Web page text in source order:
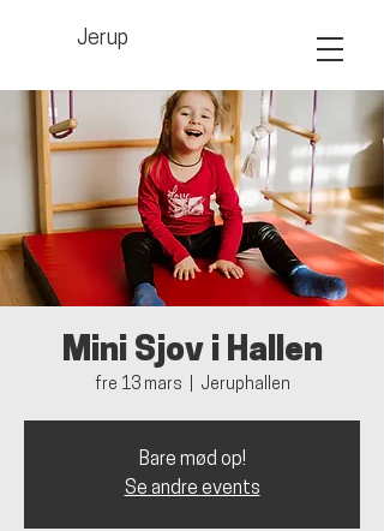
Jerup
Mini Sjov i Hallen
fre 13 mars Jeruphallen
Bare mød op!
Se andre events